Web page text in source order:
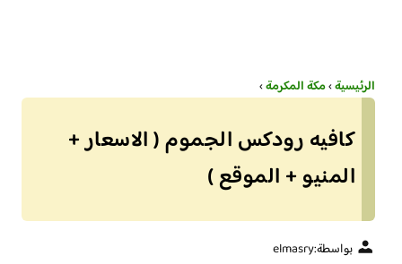
الرئيسية›مكة المكرمة›
كافيه رودكس الجموم ( الاسعار +
المنيو + الموقع )
بواسطة:elmasry